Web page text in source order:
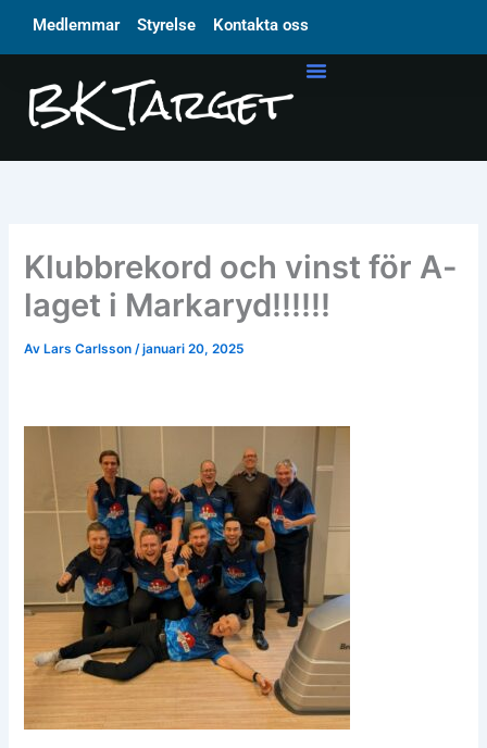
Medlemmar Styrelse Kontakta oss
Klubbrekord och vinst för A-
laget i Markaryd!!!!!!
Av Lars Carlsson/januari 20, 2025